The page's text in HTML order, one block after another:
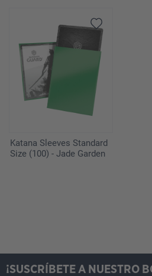
Katana Sleeves Standard
Size (100) - Jade Garden
¡SUSCRÍBETE A NUESTRO